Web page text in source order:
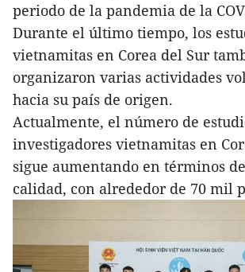
periodo de la pandemia de la
Durante el último tiempo, los
vietnamitas en Corea del Sur
organizaron varias actividades
hacia su país de origen.
Actualmente, el número de
investigadores vietnamitas en
sigue aumentando en términos
calidad, con alrededor de 70 mil